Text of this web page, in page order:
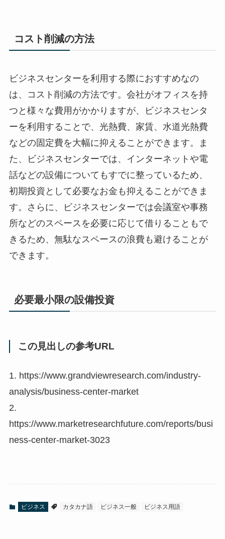
コスト削減の方法
ビジネスセンターを利用する際におすすめなの
は、コスト削減の方法です。会社がオフィスを持
つと様々な費用がかかりますが、ビジネスセンタ
ーを利用することで、光熱費、家賃、水道光熱費
などの固定費を大幅に抑えることができます。ま
た、ビジネスセンターでは、インターネットや電
話などの設備についてもすでに整っているため、
初期投資として必要なお金も抑えることができま
す。さらに、ビジネスセンターでは会議室や事務
所などのスペースを必要に応じて借りることもで
きるため、無駄なスペースの浪費も避けることが
できます。
必要最小限の設備投資
この見出しの参考URL
1. https://www.grandviewresearch.com/industry-
analysis/business-center-market
2.
https://www.marketresearchfuture.com/reports/busi
ness-center-market-3023
ビジネス カタカナ語 ビジネス一般 ビジネス用語